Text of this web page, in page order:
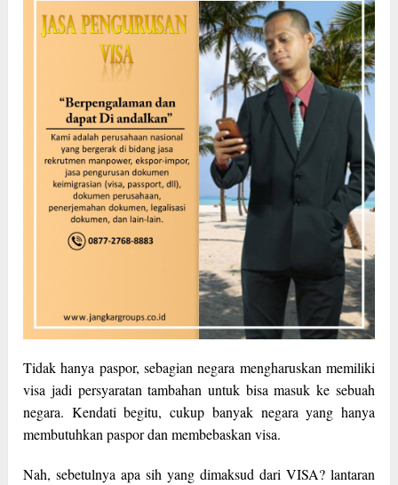
Tidak hanya paspor, sebagian negara mengharuskan memiliki
visa jadi persyaratan tambahan untuk bisa masuk ke sebuah
negara. Kendati begitu, cukup banyak negara yang hanya
membutuhkan paspor dan membebaskan visa.
Nah, sebetulnya apa sih yang dimaksud dari VISA? lantaran